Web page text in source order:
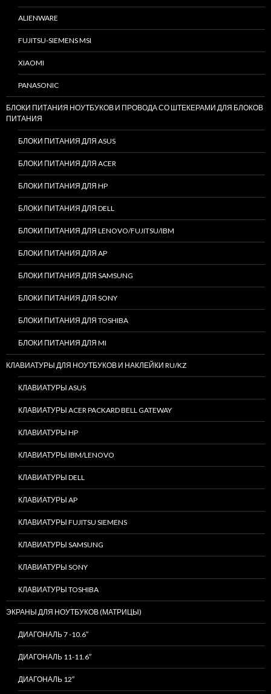
ALIENWARE
FUJITSU-SIEMENS MSI
XIAOMI
PANASONIC
БЛОКИ ПИТАНИЯ НОУТБУКОВ И ПРОВОДА СО ШТЕКЕРАМИ ДЛЯ БЛОКОВ
ПИТАНИЯ
БЛОКИ ПИТАНИЯ ДЛЯ ASUS
БЛОКИ ПИТАНИЯ ДЛЯ ACER
БЛОКИ ПИТАНИЯ ДЛЯ HP
БЛОКИ ПИТАНИЯ ДЛЯ DELL
БЛОКИ ПИТАНИЯ ДЛЯ LENOVO/FUJITSU/IBM
БЛОКИ ПИТАНИЯ ДЛЯ AP
БЛОКИ ПИТАНИЯ ДЛЯ SAMSUNG
БЛОКИ ПИТАНИЯ ДЛЯ SONY
БЛОКИ ПИТАНИЯ ДЛЯ TOSHIBA
БЛОКИ ПИТАНИЯ ДЛЯ MI
КЛАВИАТУРЫ ДЛЯ НОУТБУКОВ И НАКЛЕЙКИ RU/KZ
КЛАВИАТУРЫ ASUS
КЛАВИАТУРЫ ACER PACKARD BELL GATEWAY
КЛАВИАТУРЫ HP
КЛАВИАТУРЫ IBM/LENOVO
КЛАВИАТУРЫ DELL
КЛАВИАТУРЫ AP
КЛАВИАТУРЫ FUJITSU SIEMENS
КЛАВИАТУРЫ SAMSUNG
КЛАВИАТУРЫ SONY
КЛАВИАТУРЫ TOSHIBA
ЭКРАНЫ ДЛЯ НОУТБУКОВ (МАТРИЦЫ)
ДИАГОНАЛЬ 7 -10.6″
ДИАГОНАЛЬ 11-11.6″
ДИАГОНАЛЬ 12″